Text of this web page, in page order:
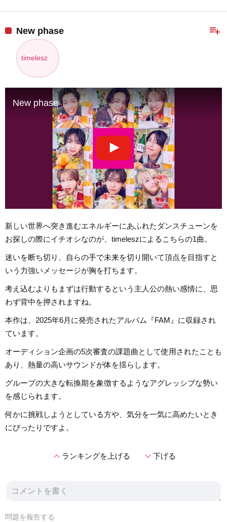
playlist_add
New phase
timelesz
New phase
新しい世界へ突き進むエネルギーにあふれたダンスチューンを
お探しの際にイチオシなのが、timeleszによるこちらの1曲。
迷いを断ち切り、自らの手で未来を切り開いて頂点を目指すと
いう力強いメッセージが胸を打ちます。
考え込むよりもまずは行動するという主人公の熱い感情に、思
わず背中を押されますね。
本作は、2025年6月に発売されたアルバム『FAM』に収録され
ています。
オーディション企画の5次審査の課題曲として使用されたことも
あり、熱量の高いサウンドが体を揺らします。
グループの大きな転換期を象徴するようなアグレッシブな勢い
を感じられます。
何かに挑戦しようとしている方や、気分を一気に高めたいとき
にぴったりですよ。
expand_lessランキングを上げる expand_more下げる
問題を報告する